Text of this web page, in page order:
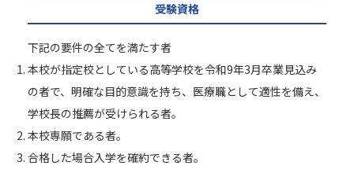
受験資格
下記の要件の全てを満たす者
本校が指定校としている高等学校を令和9年3月卒業見込み
の者で、明確な目的意識を持ち、医療職として適性を備え、
学校長の推薦が受けられる者。
本校専願である者。
合格した場合入学を確約できる者。